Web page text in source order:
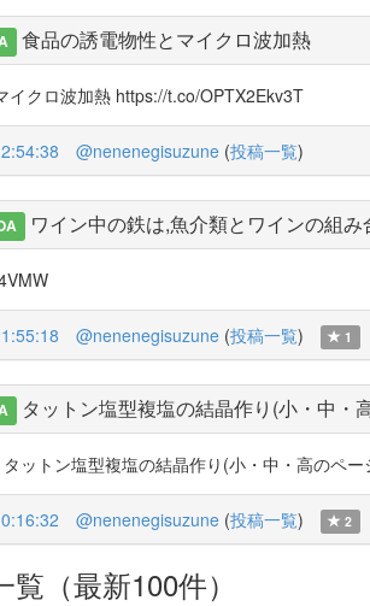
食品の誘電物性とマイクロ波加熱
イクロ波加熱 https://t.co/OPTX2Ekv3T
@nenenegisuzune (投稿一覧)
ワイン中の鉄は,魚介類とワインの組
@nenenegisuzune (投稿一覧) 1
タットン塩型複塩の結晶作り(小・中・
ットン塩型複塩の結晶作り(小・中・高のペ
@nenenegisuzune (投稿一覧) 2
（最新100件）